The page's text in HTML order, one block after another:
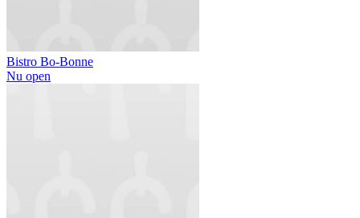
Bistro Bo-Bonne
Nu open